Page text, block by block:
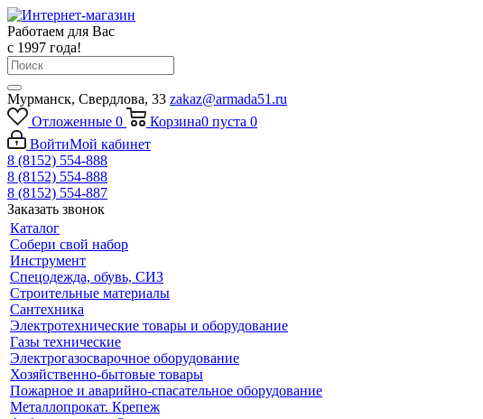
Работаем для Вас
с 1997 года!
Мурманск, Свердлова, 33 zakaz@armada51.ru
Отложенные 0 Корзина0 пуста 0
ВойтиМой кабинет
8 (8152) 554-888
8 (8152) 554-888
8 (8152) 554-887
Заказать звонок
Каталог
Собери свой набор
Инструмент
Спецодежда, обувь, СИЗ
Строительные материалы
Сантехника
Электротехнические товары и оборудование
Газы технические
Электрогазосварочное оборудование
Хозяйственно-бытовые товары
Пожарное и аварийно-спасательное оборудование
Металлопрокат. Крепеж